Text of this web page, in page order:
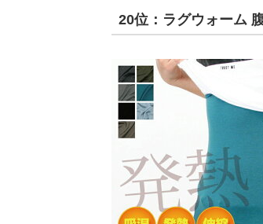
20位：ラグウォーム